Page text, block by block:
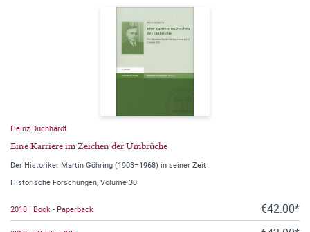
Heinz Duchhardt
Eine Karriere im Zeichen der Umbrüche
Der Historiker Martin Göhring (1903–1968) in seiner Zeit
Historische Forschungen, Volume 30
2018 | Book - Paperback €42.00*